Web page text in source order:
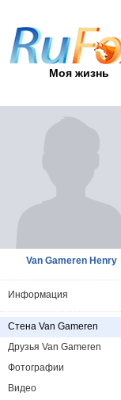
Моя жизнь
Van Gameren Henry
Информация
Стена Van Gameren
Друзья Van Gameren
Фотографии
Видео